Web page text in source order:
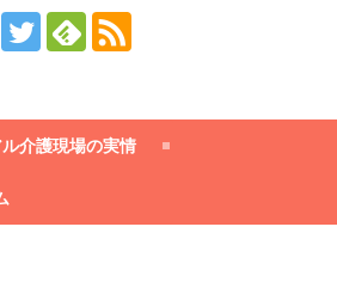
ル介護現場の実情